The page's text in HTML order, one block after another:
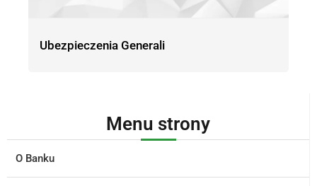
Menu strony
O Banku
Ubezpieczenia Generali